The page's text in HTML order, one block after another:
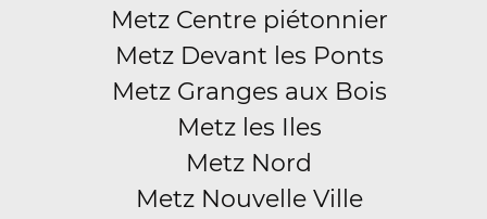
Metz Centre piétonnier
Metz Devant les Ponts
Metz Granges aux Bois
Metz les Iles
Metz Nord
Metz Nouvelle Ville